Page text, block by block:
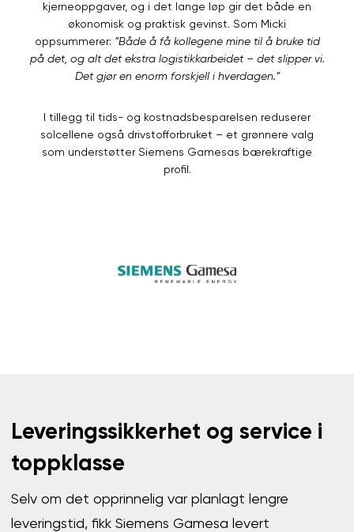
kjerneoppgaver, og i det lange løp gir det både en
økonomisk og praktisk gevinst. Som Micki
oppsummerer: ”Både å få kollegene mine til å bruke tid
på det, og alt det ekstra logistikkarbeidet – det slipper vi.
Det gjør en enorm forskjell i hverdagen.”
I tillegg til tids- og kostnadsbesparelsen reduserer
solcellene også drivstofforbruket – et grønnere valg
som understøtter Siemens Gamesas bærekraftige
profil.
Leveringssikkerhet og service i
toppklasse
Selv om det opprinnelig var planlagt lengre
leveringstid, fikk Siemens Gamesa levert